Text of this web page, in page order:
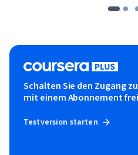
Schalten Sie den Zugang
mit einem Abonnement frei
Testversion starten